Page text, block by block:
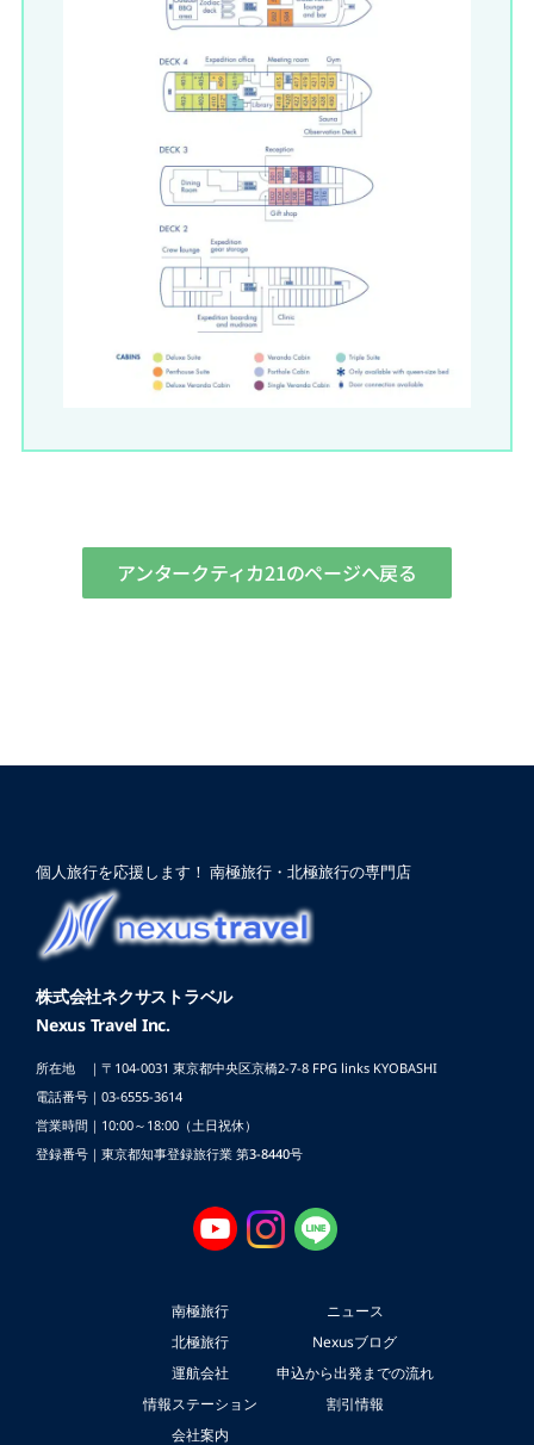
アンタークティカ21のページへ戻る
個人旅行を応援します！ 南極旅行・北極旅行の専門店
株式会社ネクサストラベル
Nexus Travel Inc.
所在地 ｜〒104-0031 東京都中央区京橋2-7-8 FPG links KYOBASHI
電話番号｜03-6555-3614
営業時間｜10:00～18:00（土日祝休）
登録番号｜東京都知事登録旅行業 第3-8440号
南極旅行
北極旅行
運航会社
情報ステーション
会社案内
ニュース
Nexusブログ
申込から出発までの流れ
割引情報